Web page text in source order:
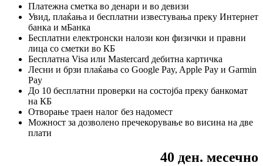
Платежна сметка во денари и во девизи
Увид, плаќања и бесплатни известувања преку Интернет
банка и мБанка
Бесплатни електронски налози кон физички и правни
лица со сметки во КБ
Бесплатна Visa или Mastercard дебитна картичка
Лесни и брзи плаќања со Google Pay, Apple Pay и Garmin
Pay
До 10 бесплатни проверки на состојба преку банкомат
на КБ
Отворање траен налог без надомест
Можност за дозволено пречекорување во висина на две
плати
40 ден. месечно